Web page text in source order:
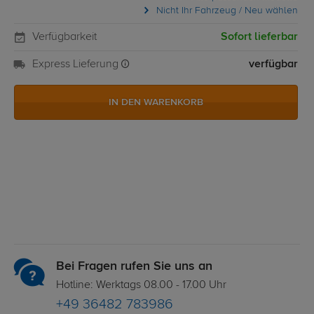
Nicht Ihr Fahrzeug / Neu wählen
Verfügbarkeit Sofort lieferbar
Express Lieferung verfügbar
IN DEN WARENKORB
Bei Fragen rufen Sie uns an
Hotline: Werktags 08.00 - 17.00 Uhr
+49 36482 783986